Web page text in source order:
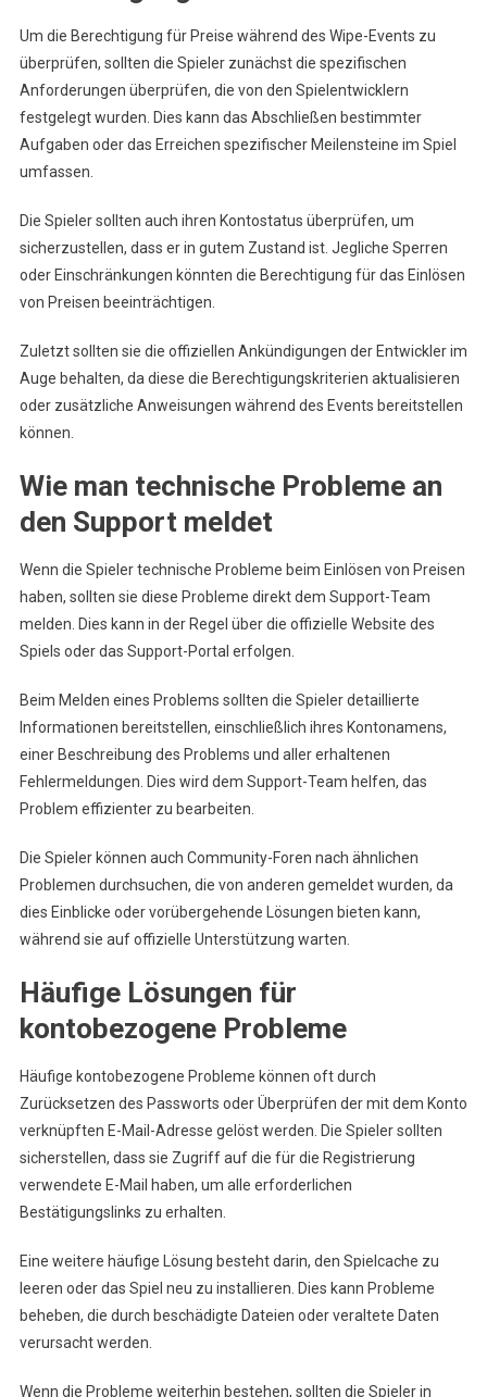
Um die Berechtigung für Preise während des Wipe-Events zu
überprüfen, sollten die Spieler zunächst die spezifischen
Anforderungen überprüfen, die von den Spielentwicklern
festgelegt wurden. Dies kann das Abschließen bestimmter
Aufgaben oder das Erreichen spezifischer Meilensteine im Spiel
umfassen.
Die Spieler sollten auch ihren Kontostatus überprüfen, um
sicherzustellen, dass er in gutem Zustand ist. Jegliche Sperren
oder Einschränkungen könnten die Berechtigung für das Einlösen
von Preisen beeinträchtigen.
Zuletzt sollten sie die offiziellen Ankündigungen der Entwickler im
Auge behalten, da diese die Berechtigungskriterien aktualisieren
oder zusätzliche Anweisungen während des Events bereitstellen
können.
Wie man technische Probleme an
den Support meldet
Wenn die Spieler technische Probleme beim Einlösen von Preisen
haben, sollten sie diese Probleme direkt dem Support-Team
melden. Dies kann in der Regel über die offizielle Website des
Spiels oder das Support-Portal erfolgen.
Beim Melden eines Problems sollten die Spieler detaillierte
Informationen bereitstellen, einschließlich ihres Kontonamens,
einer Beschreibung des Problems und aller erhaltenen
Fehlermeldungen. Dies wird dem Support-Team helfen, das
Problem effizienter zu bearbeiten.
Die Spieler können auch Community-Foren nach ähnlichen
Problemen durchsuchen, die von anderen gemeldet wurden, da
dies Einblicke oder vorübergehende Lösungen bieten kann,
während sie auf offizielle Unterstützung warten.
Häufige Lösungen für
kontobezogene Probleme
Häufige kontobezogene Probleme können oft durch
Zurücksetzen des Passworts oder Überprüfen der mit dem Konto
verknüpften E-Mail-Adresse gelöst werden. Die Spieler sollten
sicherstellen, dass sie Zugriff auf die für die Registrierung
verwendete E-Mail haben, um alle erforderlichen
Bestätigungslinks zu erhalten.
Eine weitere häufige Lösung besteht darin, den Spielcache zu
leeren oder das Spiel neu zu installieren. Dies kann Probleme
beheben, die durch beschädigte Dateien oder veraltete Daten
verursacht werden.
Wenn die Probleme weiterhin bestehen, sollten die Spieler in